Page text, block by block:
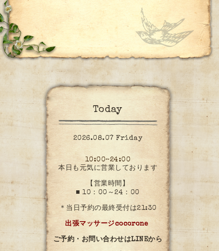
Today
2026.08.07 Friday
10:00~24:00
本日も元気に営業しております
【営業時間】
■ 10：00～24：00
＊当日予約の最終受付は21:30
出張マッサージcocorone
ご予約・お問い合わせはLINEから